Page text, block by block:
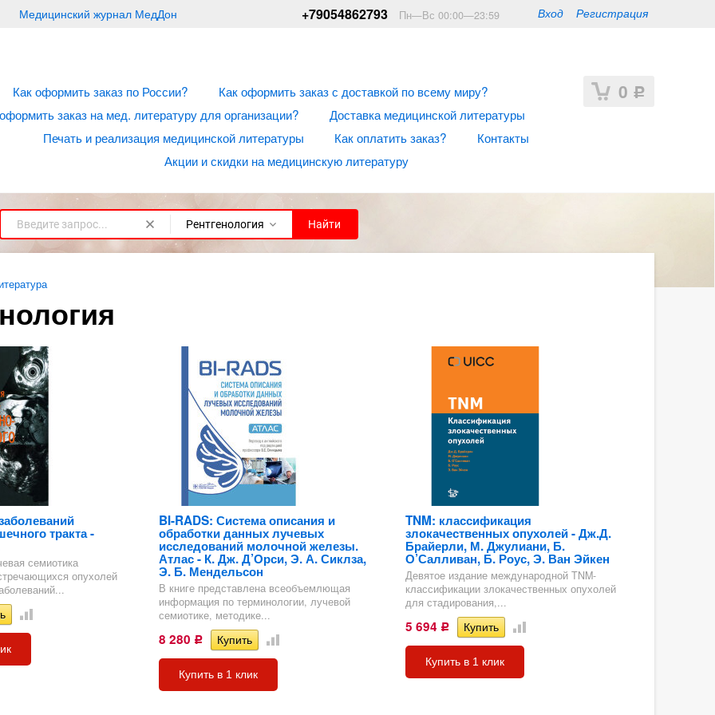
Медицинский журнал МедДон Вход Регистрация
+79054862793 Пн—Вс 00:00—23:59
0 Р
Как оформить заказ по России?
Как оформить заказ с доставкой по всему миру?
заказ на мед. литературу для организации?
Доставка медицинской литературы
Печать и реализация медицинской литературы
Как оплатить заказ?
Контакты
Акции и скидки на медицинскую литературу
Рентгенология Найти
и
Назад
Сосуды нижних
Назад
Назад
по
атласы
и их
МРТ
МРТ
в
у
Назад
Назад
в
тракта -
семиотика
опухолей
BI-RADS: Система описания и
обработки данных лучевых
исследований молочной железы.
Атлас - К. Дж. Д’Орси, Э. А. Сиклза,
Э. Б. Мендельсон
В книге представлена всеобъемлющая
информация по терминологии, лучевой
семиотике, методике...
8 280 Р
Купить в 1 клик
TNM: классификация
злокачественных опухолей - Дж.Д.
Брайерли, М. Джулиани, Б.
О’Салливан, Б. Роус, Э. Ван Эйкен
Девятое издание международной TNM-
классификации злокачественных опухолей
для стадирования,...
5 694 Р
Купить в 1 клик